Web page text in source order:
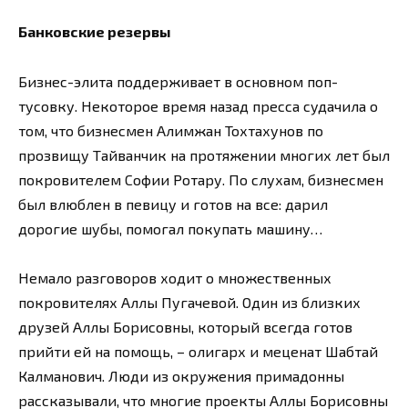
Банковские резервы
Бизнес-элита поддерживает в основном поп-
тусовку. Некоторое время назад пресса судачила о
том, что бизнесмен Алимжан Тохтахунов по
прозвищу Тайванчик на протяжении многих лет был
покровителем Софии Ротару. По слухам, бизнесмен
был влюблен в певицу и готов на все: дарил
дорогие шубы, помогал покупать машину…
Немало разговоров ходит о множественных
покровителях Аллы Пугачевой. Один из близких
друзей Аллы Борисовны, который всегда готов
прийти ей на помощь, – олигарх и меценат Шабтай
Калманович. Люди из окружения примадонны
рассказывали, что многие проекты Аллы Борисовны